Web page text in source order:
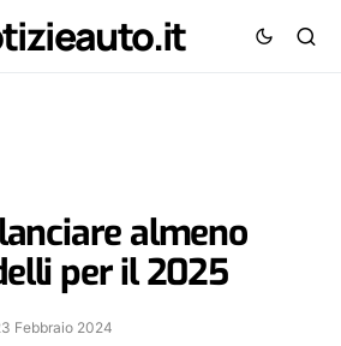
almeno
per il 2025
Febbraio 2024